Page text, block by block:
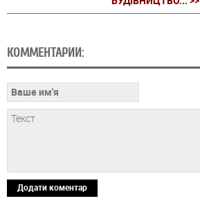
КОММЕНТАРИИ:
Додати коментар